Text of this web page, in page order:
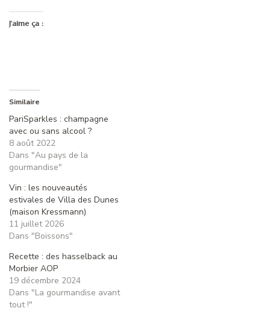
J’aime ça :
Similaire
PariSparkles : champagne
avec ou sans alcool ?
8 août 2022
Dans "Au pays de la
gourmandise"
Vin : les nouveautés
estivales de Villa des Dunes
(maison Kressmann)
11 juillet 2026
Dans "Boissons"
Recette : des hasselback au
Morbier AOP
19 décembre 2024
Dans "La gourmandise avant
tout !"